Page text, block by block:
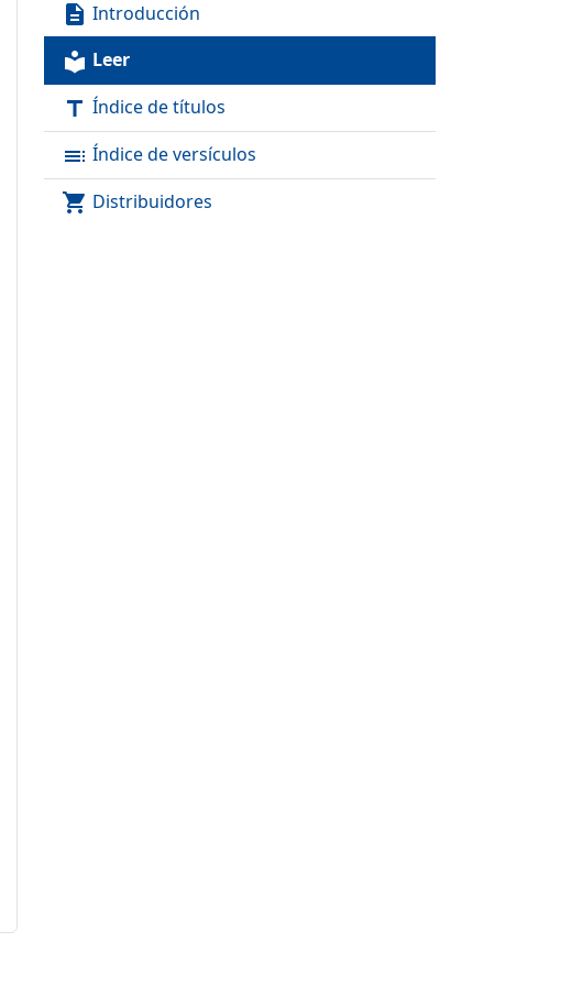
description Introducción
local_library Leer
title Índice de títulos
toc Índice de versículos
shopping_cart Distribuidores